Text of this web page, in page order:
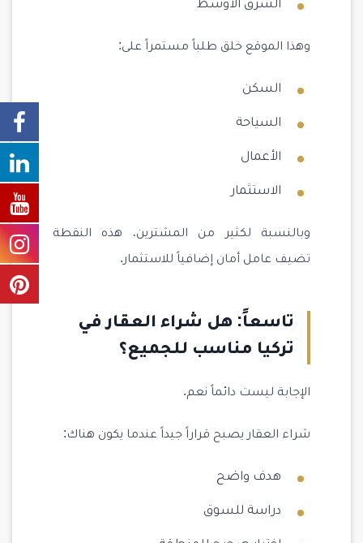
الشرق الأوسط
وهذا الموقع خلق طلباً مستمراً على:
السكن
السياحة
الأعمال
الاستثمار
وبالنسبة لكثير من المشترين، هذه النقطة
تضيف عامل أمان إضافياً للاستثمار.
تاسعاً: هل شراء العقار في
تركيا مناسب للجميع؟
الإجابة ليست دائماً نعم.
شراء العقار يصبح قراراً جيداً عندما يكون هناك:
هدف واضح
دراسة للسوق